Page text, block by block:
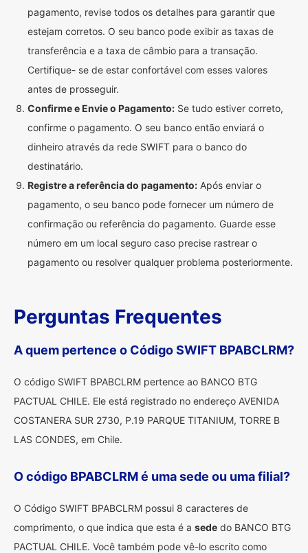
pagamento, revise todos os detalhes para garantir que
estejam corretos. O seu banco pode exibir as taxas de
transferência e a taxa de câmbio para a transação.
Certifique- se de estar confortável com esses valores
antes de prosseguir.
Confirme e Envie o Pagamento: Se tudo estiver correto,
confirme o pagamento. O seu banco então enviará o
dinheiro através da rede SWIFT para o banco do
destinatário.
Registre a referência do pagamento: Após enviar o
pagamento, o seu banco pode fornecer um número de
confirmação ou referência do pagamento. Guarde esse
número em um local seguro caso precise rastrear o
pagamento ou resolver qualquer problema posteriormente.
Perguntas Frequentes
A quem pertence o Código SWIFT BPABCLRM?
O código SWIFT BPABCLRM pertence ao BANCO BTG
PACTUAL CHILE. Ele está registrado no endereço AVENIDA
COSTANERA SUR 2730, P.19 PARQUE TITANIUM, TORRE B
LAS CONDES, em Chile.
O código BPABCLRM é uma sede ou uma filial?
O Código SWIFT BPABCLRM possui 8 caracteres de
comprimento, o que indica que esta é a sede do BANCO BTG
PACTUAL CHILE. Você também pode vê-lo escrito como